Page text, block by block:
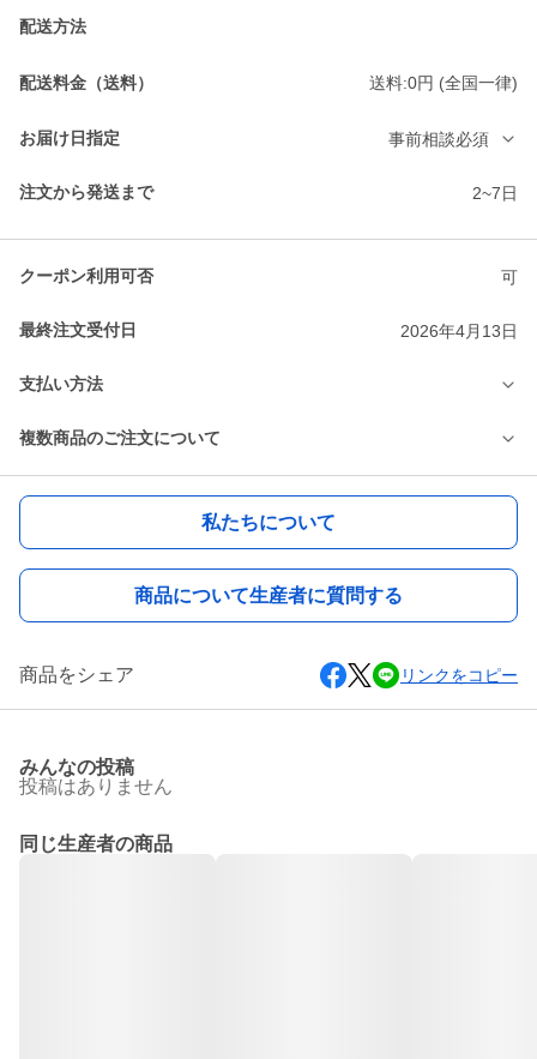
配送方法
配送料金（送料） 送料:0円 (全国一律)
お届け日指定 事前相談必須
注文から発送まで 2~7日
クーポン利用可否 可
最終注文受付日 2026年4月13日
支払い方法
複数商品のご注文について
私たちについて
商品について生産者に質問する
商品をシェア リンクをコピー
みんなの投稿
投稿はありません
同じ生産者の商品